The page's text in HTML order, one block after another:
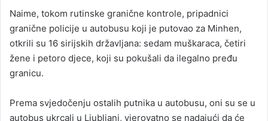
Naime, tokom rutinske granične kontrole, pripadnici
granične policije u autobusu koji je putovao za Minhen,
otkrili su 16 sirijskih državljana: sedam muškaraca, četiri
žene i petoro djece, koji su pokušali da ilegalno pređu
granicu.
Prema svjedočenju ostalih putnika u autobusu, oni su se u
autobus ukrcali u Ljubljani, vjerovatno se nadajući da će